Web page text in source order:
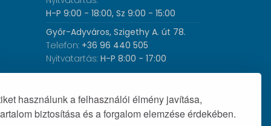
használunk a felhasználói élmény javítása,
biztosítása és a forgalom elemzése érdekében.
H-P 9:00 - 18:00, Sz 9:00 - 15:00
Győr-Adyváros, Szigethy A. út 78.
Telefon: +36 96 440 505
Nyitvatartás: H-P 8:00 - 17:00